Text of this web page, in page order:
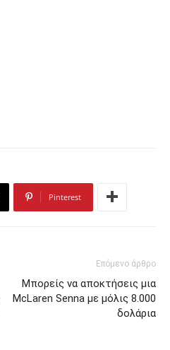
Pinterest
Επόμενο άρθρο
Μπορείς να αποκτήσεις μια
McLaren Senna με μόλις 8.000
δολάρια